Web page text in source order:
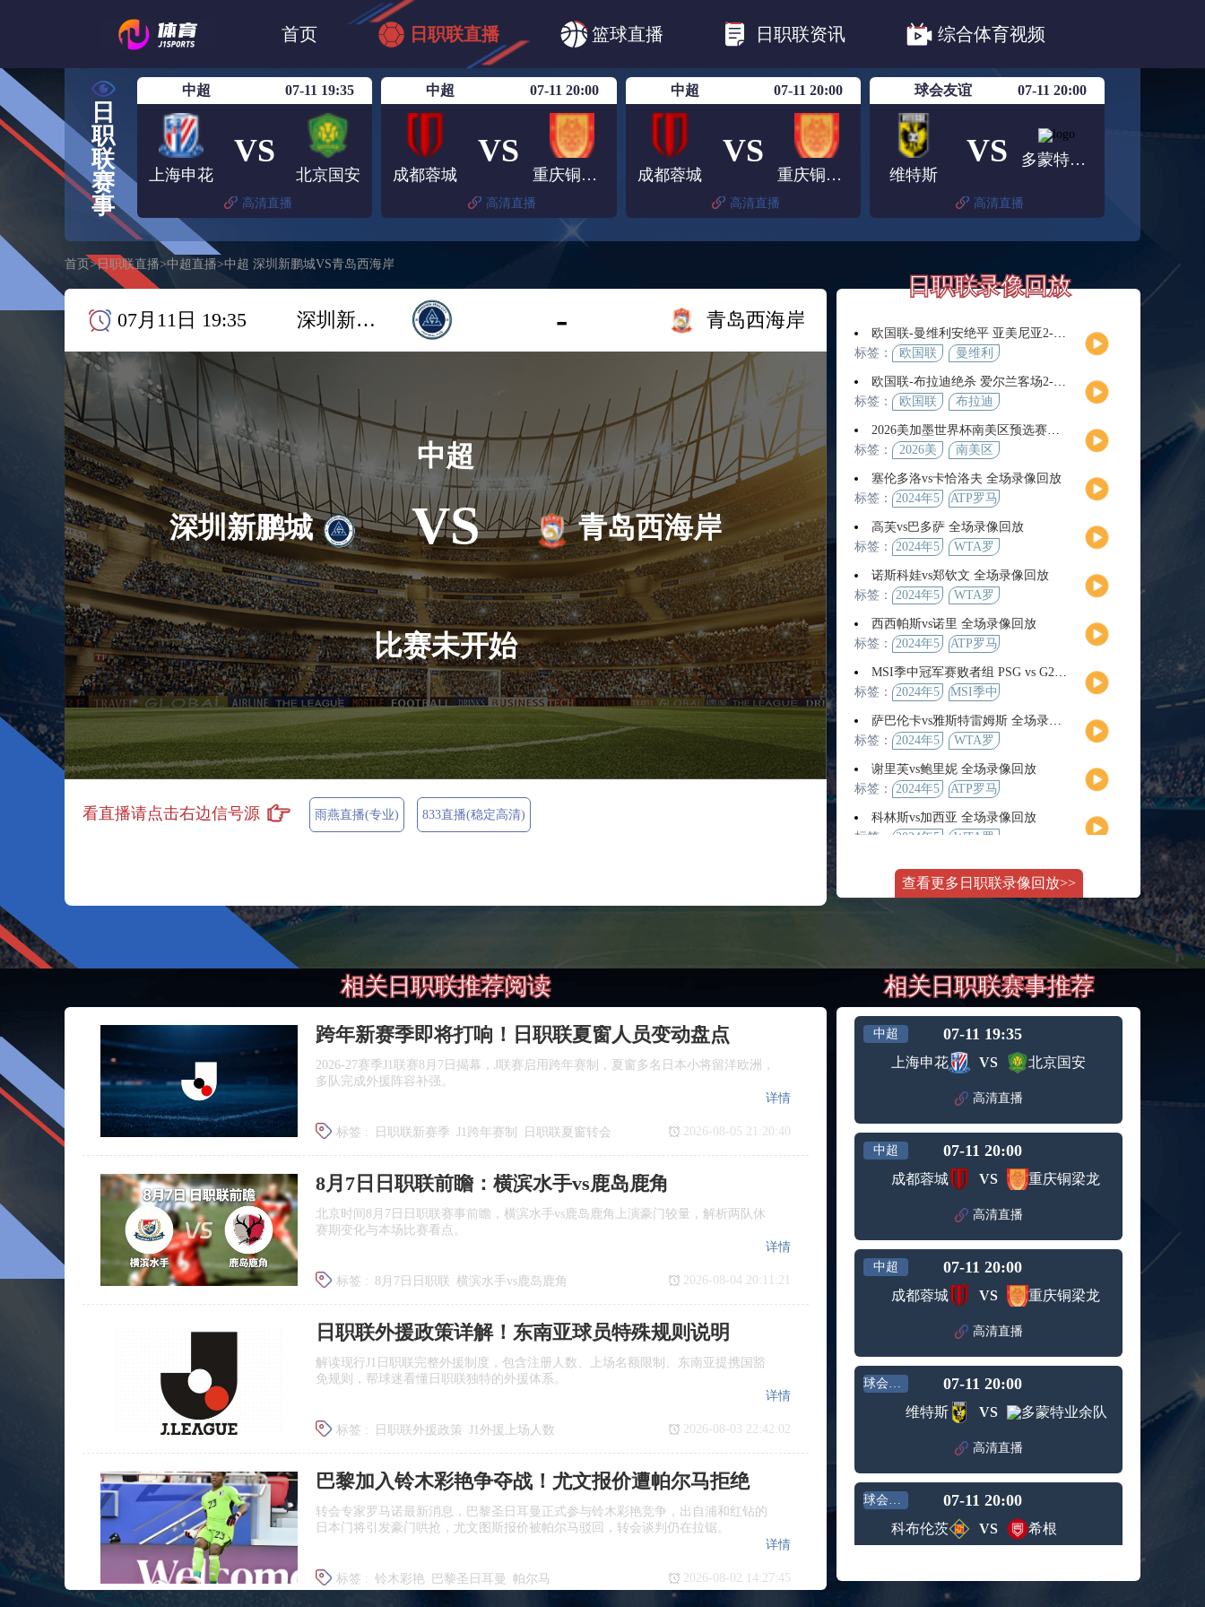
首页 日职联直播 篮球直播 日职联资讯 综合体育视频
日篮B1 日职联 日职联FC东京
日职联广岛三箭
日
职
联
赛
事
中超 07-11 19:35
上海申花
VS
北京国安
高清直播
中超 07-11 20:00
成都蓉城
VS
重庆铜梁龙
高清直播
中超 07-11 20:00
成都蓉城
VS
重庆铜梁龙
高清直播
球会友谊 07-11 20:00
维特斯
VS 多蒙特业余队
高清直播
首页 >日职联直播>中超直播>中超 深圳新鹏城VS青岛西海岸
07月11日 19:35 深圳新鹏城 - 青岛西海岸
深圳新鹏城
中超
VS
比赛未开始
青岛西海岸
看直播请点击右边信号源 雨燕直播(专业) 833直播(稳定高清)
日职联录像回放
欧国联-曼维利安绝平 亚美尼亚2-2法罗群岛
标签：
欧国联
曼维利
欧国联-布拉迪绝杀 爱尔兰客场2-1逆转芬兰
标签：
欧国联 布拉迪
2026美加墨世界杯南美区预选赛第9轮全场集锦
标签：
2026美
界杯
南美区
塞伦多洛vs卡恰洛夫 全场录像回放
标签：
2024年5
ATP罗马
男单第3
轮
高芙vs巴多萨 全场录像回放
标签：
2024年5
WTA罗
赛女单
第4轮
诺斯科娃vs郑钦文 全场录像回放
标签：
2024年5
WTA罗
赛女单
第3轮
西西帕斯vs诺里 全场录像回放
标签：
2024年5
ATP罗马
男单第3
轮
MSI季中冠军赛败者组 PSG vs G2 全场录像回放
标签：
2024年5
MSI季中
败者组
萨巴伦卡vs雅斯特雷姆斯 全场录像回放
标签：
2024年5
WTA罗
赛女单
第3轮
谢里芙vs鲍里妮 全场录像回放
标签：
2024年5
ATP罗马
女单第2
轮
科林斯vs加西亚 全场录像回放
标签：
2024年5
WTA罗
赛女单
第3轮
斯维托丽娜vs萨巴伦卡 全场录像回放
2024年5
月14日
WTA罗
马公开
纳波利塔诺vs贾里 全场录像回放
男单第3
轮
标签： 2024年5
月11日
WTA1000
罗马大
师赛第3
轮
WTT沙特大满贯女单半决赛 陈梦vs早田希娜 全场录像回放
标签： 2024年5
月11日
WTT沙
贯女单
蒙泰罗vs凯茨曼诺维奇 全场录像回放
大师赛
轮
纳尔迪vs鲁内 全场录像回放
标签： 2024年5
月12日
ATP罗马
大师赛
男单第2
轮
萨卡里vs加里宁娜 全场录像回放
2024年5
WTA罗
马大师
赛女单
第3轮
吉隆vs卢布列夫 全场录像回放
月12日
ATP罗马
大师赛
轮
兹维列夫vs达德尔里 全场录像回放
标签： 2024年5
月13日
ATP罗马
大师赛
男单第3
轮
阿纳尔迪vs贾里 全场录像回放
ATP罗马
大师赛
男单第2
轮
标签： 2024年5
月12日
WTA罗
马大师
赛女单
第3轮
托尔莫vs奥斯塔彭科 全场录像回放
2024年5
WTA罗
赛女单
斯诺克元老斯诺克世锦赛半决赛 伊戈尔-费格雷多vs德拉戈 全场录像回放
标签：
月12日
元老斯
诺克世
决赛
穆纳尔vs诺里 全场录像回放
月12日
大师赛
男单第2
MSI季中冠军赛胜者组 BLG vs T1 全场录像回放
月12日
冠军赛
KPL春季赛季后赛败者组决赛 重庆狼队 vs 苏州KSG 全场录像回放
查看更多日职联录像回放>>
相关日职联推荐阅读
跨年新赛季即将打响！日职联夏窗人员变动盘点
2026‑27赛季J1联赛8月7日揭幕，J联赛启用跨年赛制，夏窗多名日本小将留洋欧洲，
多队完成外援阵容补强。
标签 : 日职联新赛季 J1跨年赛制
日职联夏窗转会
广岛三箭
详情
2026-08-05 21:20:40
8月7日日职联前瞻：横滨水手vs鹿岛鹿角
北京时间8月7日日职联赛事前瞻，横滨水手vs鹿岛鹿角上演豪门较量，解析两队休
赛期变化与本场比赛看点。
标签 : 8月7日日职联 横滨水手vs鹿岛鹿角
日职联前瞻 日职联
详情
2026-08-04 20:11:21
日职联外援政策详解！东南亚球员特殊规则说明
解读现行J1日职联完整外援制度，包含注册人数、上场名额限制、东南亚提携国豁
免规则，帮球迷看懂日职联独特的外援体系。
标签 : 日职联外援政策 J1外援上场人数
J联赛提携国球员 日职联亚外规则
详情
2026-08-03 22:42:02
巴黎加入铃木彩艳争夺战！尤文报价遭帕尔马拒绝
转会专家罗马诺最新消息，巴黎圣日耳曼正式参与铃木彩艳竞争，出自浦和红钻的
日本门将引发豪门哄抢，尤文图斯报价被帕尔马驳回，转会谈判仍在拉锯。
标签 : 铃木彩艳 巴黎圣日耳曼 帕尔马
详情
2026-08-02 14:27:45
相关日职联赛事推荐
中超 07-11 19:35
上海申花 VS 北京国安
高清直播
中超 07-11 20:00
成都蓉城 VS 重庆铜梁龙
高清直播
中超 07-11 20:00
成都蓉城 VS 重庆铜梁龙
高清直播
球会友谊 07-11 20:00
维特斯 VS 多蒙特业余队
高清直播
球会友谊 07-11 20:00
科布伦茨 VS 希根